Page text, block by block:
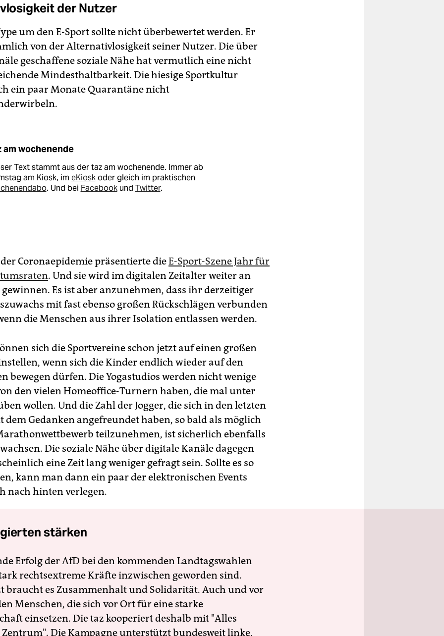
der Nutzer
um den E-Sport sollte nicht überbewertet werden. Er
von der Alternativlosigkeit seiner Nutzer. Die über
geschaffene soziale Nähe hat vermutlich eine nicht
Mindesthaltbarkeit. Die hiesige Sportkultur
ein paar Monate Quarantäne nicht
am wochenende
Text stammt aus der taz am wochenende. Immer ab
am Kiosk, im eKioskoder gleich im praktischen
. Und bei Facebookund Twitter.
Coronaepidemie präsentierte dieE-Sport-Szene Jahr für
. Und sie wird im digitalen Zeitalter weiter an
Es ist aber anzunehmen, dass ihr derzeitiger
mit fast ebenso großen Rückschlägen verbunden
die Menschen aus ihrer Isolation entlassen werden.
sich die Sportvereine schon jetzt auf einen großen
wenn sich die Kinder endlich wieder auf den
bewegen dürfen. Die Yogastudios werden nicht wenige
den vielen Homeoffice-Turnern haben, die mal unter
wollen. Und die Zahl der Jogger, die sich in den letzten
dem Gedanken angefreundet haben, so bald als möglich
teilzunehmen, ist sicherlich ebenfalls
Die soziale Nähe über digitale Kanäle dagegen
eine Zeit lang weniger gefragt sein. Sollte es so
kann man dann ein paar der elektronischen Events
nach hinten verlegen.
stärken
Erfolg der AfD bei den kommenden Landtagswahlen
rechtsextreme Kräfte inzwischen geworden sind.
braucht es Zusammenhalt und Solidarität. Auch und vor
Menschen, die sich vor Ort für eine starke
einsetzen. Die taz kooperiert deshalb mit "Alles
Die Kampagne unterstützt bundesweit linke,